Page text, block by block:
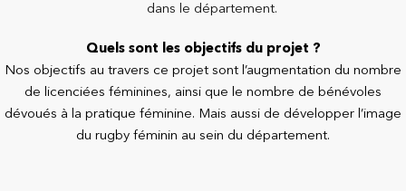
dans le département.
Quels sont les objectifs du projet ?
Nos objectifs au travers ce projet sont l’augmentation du nombre
de licenciées féminines, ainsi que le nombre de bénévoles
dévoués à la pratique féminine. Mais aussi de développer l’image
du rugby féminin au sein du département.